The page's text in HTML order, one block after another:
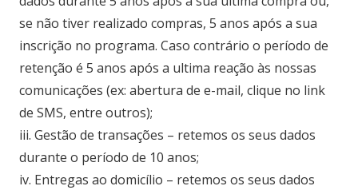
se não tiver realizado compras, 5 anos após a sua
inscrição no programa. Caso contrário o período de
retenção é 5 anos após a ultima reação às nossas
comunicações (ex: abertura de e-mail, clique no link
de SMS, entre outros);
iii. Gestão de transações – retemos os seus dados
durante o período de 10 anos;
iv. Entregas ao domicílio – retemos os seus dados